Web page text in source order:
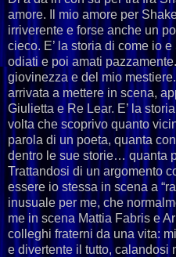
amore. Il mio amore per
irriverente e forse anche un
cieco. E’ la storia di come io
odiati e poi amati
giovinezza e del mio
arrivata a mettere in scena,
Giulietta e Re Lear. E’ la
volta che scoprivo quanto
parola di un poeta, quanta
dentro le sue storie… quanta
Trattandosi di un argomento
essere io stessa in scena a
inusuale per me, che
me in scena Mattia Fabris e
colleghi fraterni da una vita:
e divertente il tutto, calandosi